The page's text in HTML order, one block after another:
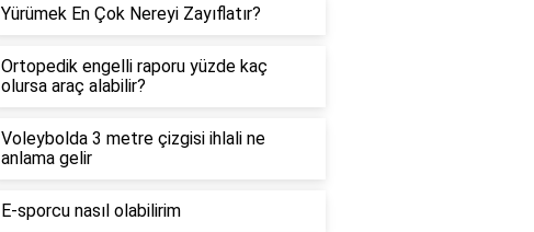
Yürümek En Çok Nereyi Zayıflatır?
Ortopedik engelli raporu yüzde kaç
olursa araç alabilir?
Voleybolda 3 metre çizgisi ihlali ne
anlama gelir
E-sporcu nasıl olabilirim